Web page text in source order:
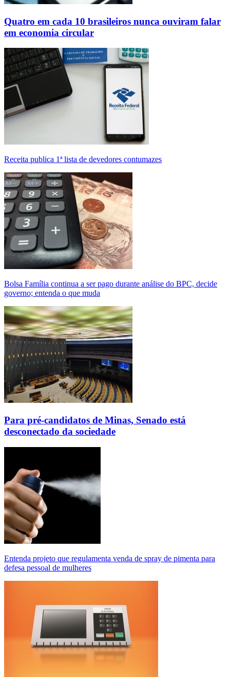
Quatro em cada 10 brasileiros nunca ouviram falar
em economia circular
Receita publica 1ª lista de devedores contumazes
Bolsa Família continua a ser pago durante análise do BPC, decide
governo; entenda o que muda
Para pré-candidatos de Minas, Senado está
desconectado da sociedade
Entenda projeto que regulamenta venda de spray de pimenta para
defesa pessoal de mulheres